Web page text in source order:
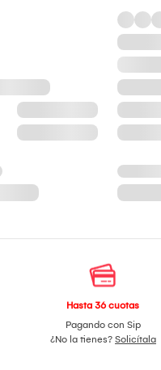
Hasta 36 cuotas
Pagando con Sip
¿No la tienes? Solicítala